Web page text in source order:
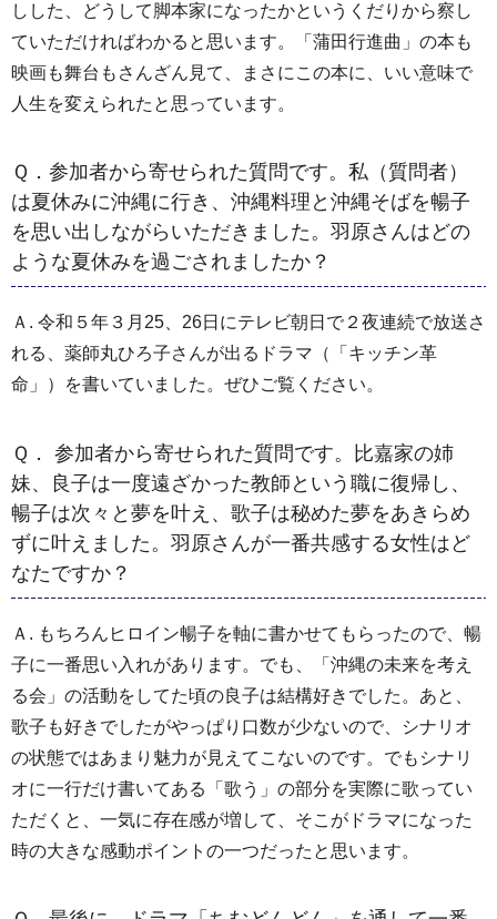
しした、どうして脚本家になったかというくだりから察し
ていただければわかると思います。「蒲田行進曲」の本も
映画も舞台もさんざん見て、まさにこの本に、いい意味で
人生を変えられたと思っています。
Ｑ．参加者から寄せられた質問です。私（質問者）
は夏休みに沖縄に行き、沖縄料理と沖縄そばを暢子
を思い出しながらいただきました。羽原さんはどの
ような夏休みを過ごされましたか？
Ａ. 令和５年３月25、26日にテレビ朝日で２夜連続で放送さ
れる、薬師丸ひろ子さんが出るドラマ（「キッチン革
命」）を書いていました。ぜひご覧ください。
Ｑ． 参加者から寄せられた質問です。比嘉家の姉
妹、良子は一度遠ざかった教師という職に復帰し、
暢子は次々と夢を叶え、歌子は秘めた夢をあきらめ
ずに叶えました。羽原さんが一番共感する女性はど
なたですか？
Ａ. もちろんヒロイン暢子を軸に書かせてもらったので、暢
子に一番思い入れがあります。でも、「沖縄の未来を考え
る会」の活動をしてた頃の良子は結構好きでした。あと、
歌子も好きでしたがやっぱり口数が少ないので、シナリオ
の状態ではあまり魅力が見えてこないのです。でもシナリ
オに一行だけ書いてある「歌う」の部分を実際に歌ってい
ただくと、一気に存在感が増して、そこがドラマになった
時の大きな感動ポイントの一つだったと思います。